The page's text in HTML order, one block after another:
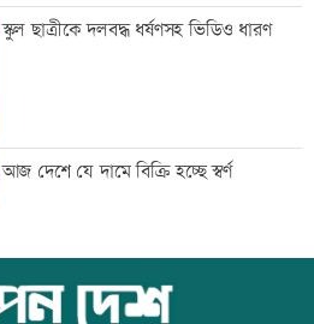
বৃষ্টি নিয়ে নতুন বার্তা আবহাওয়া অফিসের
আজ আন্তর্জাতিক আদিবাসী দিবস
কক্সবাজারের পথে প্রধানমন্ত্রী
স্কুল ছাত্রীকে দলবদ্ধ ধর্ষণসহ ভিডিও ধারণ
আজ দেশে যে দামে বিক্রি হচ্ছে স্বর্ণ
আজ বিশ্ব বন্ধু দিবস